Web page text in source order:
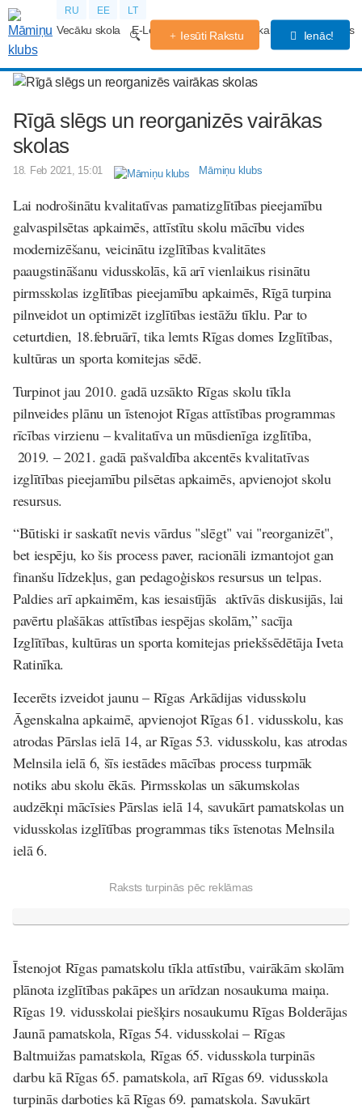
RU EE LT
Vecāku skola E-Lekcijas Grūtniecības kalendārs Forums
Iesūti Rakstu Ienāc!
Rīgā slēgs un reorganizēs vairākas
skolas
18. Feb 2021, 15:01 Māmiņu klubs
Lai nodrošinātu kvalitatīvas pamatizglītības pieejamību
galvaspilsētas apkaimēs, attīstītu skolu mācību vides
modernizēšanu, veicinātu izglītības kvalitātes
paaugstināšanu vidusskolās, kā arī vienlaikus risinātu
pirmsskolas izglītības pieejamību apkaimēs, Rīgā turpina
pilnveidot un optimizēt izglītības iestāžu tīklu. Par to
ceturtdien, 18.februārī, tika lemts Rīgas domes Izglītības,
kultūras un sporta komitejas sēdē.
Turpinot jau 2010. gadā uzsākto Rīgas skolu tīkla
pilnveides plānu un īstenojot Rīgas attīstības programmas
rīcības virzienu – kvalitatīva un mūsdienīga izglītība,
2019. – 2021. gadā pašvaldība akcentēs kvalitatīvas
izglītības pieejamību pilsētas apkaimēs, apvienojot skolu
resursus.
“Būtiski ir saskatīt nevis vārdus "slēgt" vai "reorganizēt",
bet iespēju, ko šis process paver, racionāli izmantojot gan
finanšu līdzekļus, gan pedagoģiskos resursus un telpas.
Paldies arī apkaimēm, kas iesaistījās aktīvās diskusijās, lai
pavērtu plašākas attīstības iespējas skolām,” sacīja
Izglītības, kultūras un sporta komitejas priekšsēdētāja Iveta
Ratinīka.
Iecerēts izveidot jaunu – Rīgas Arkādijas vidusskolu
Āgenskalna apkaimē, apvienojot Rīgas 61. vidusskolu, kas
atrodas Pārslas ielā 14, ar Rīgas 53. vidusskolu, kas atrodas
Melnsila ielā 6, šīs iestādes mācības process turpmāk
notiks abu skolu ēkās. Pirmsskolas un sākumskolas
audzēkņi mācīsies Pārslas ielā 14, savukārt pamatskolas un
vidusskolas izglītības programmas tiks īstenotas Melnsila
ielā 6.
Raksts turpinās pēc reklāmas
Īstenojot Rīgas pamatskolu tīkla attīstību, vairākām skolām
plānota izglītības pakāpes un arīdzan nosaukuma maiņa.
Rīgas 19. vidusskolai piešķirs nosaukumu Rīgas Bolderājas
Jaunā pamatskola, Rīgas 54. vidusskolai – Rīgas
Baltmuižas pamatskola, Rīgas 65. vidusskola turpinās
darbu kā Rīgas 65. pamatskola, arī Rīgas 69. vidusskola
turpinās darboties kā Rīgas 69. pamatskola. Savukārt